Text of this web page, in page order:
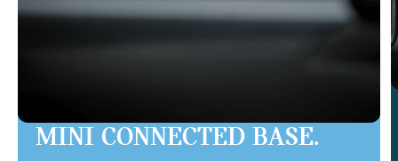
MINI CONNECTED BASE.